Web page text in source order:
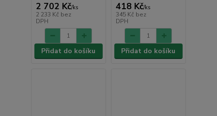
2 702 Kč/ks
2 233 Kč bez
DPH
Přidat do košíku
418 Kč/ks
345 Kč bez
DPH
Přidat do košíku